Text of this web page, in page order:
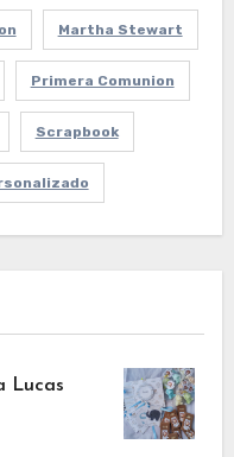
Martha Stewart
Primera Comunion
Scrapbook
Lucas